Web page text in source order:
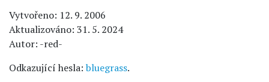
Vytvořeno: 12. 9. 2006
Aktualizováno: 31. 5. 2024
Autor: -red-
Odkazující hesla: bluegrass.